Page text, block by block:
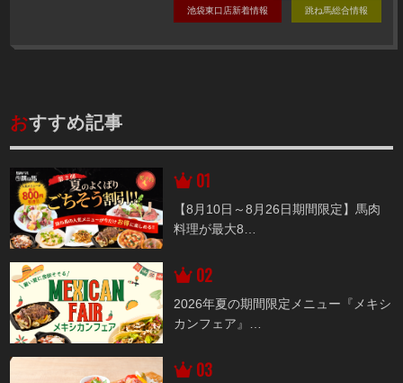
池袋東口店新着情報 跳ね馬総合情報
おすすめ記事
【8月10日～8月26日期間限定】馬肉
料理が最大8
2026年夏の期間限定メニュー『メキシ
カンフェア』